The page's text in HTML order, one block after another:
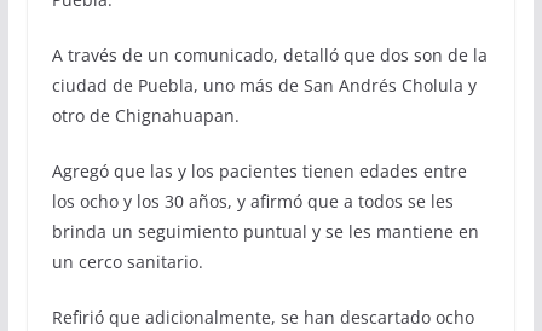
A través de un comunicado, detalló que dos son de la
ciudad de Puebla, uno más de San Andrés Cholula y
otro de Chignahuapan.
Agregó que las y los pacientes tienen edades entre
los ocho y los 30 años, y afirmó que a todos se les
brinda un seguimiento puntual y se les mantiene en
un cerco sanitario.
Refirió que adicionalmente, se han descartado ocho